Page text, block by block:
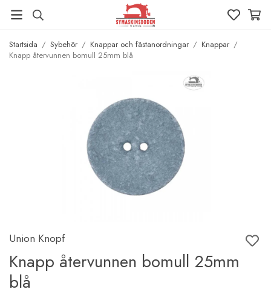
Startsida / Sybehör / Knappar och fästanordningar / Knappar /
Knapp återvunnen bomull 25mm blå
Union Knopf
Knapp återvunnen bomull 25mm
blå